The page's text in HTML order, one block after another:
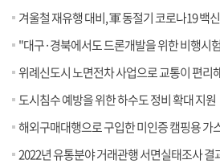
겨울철 재유행 대비, 軍 동절기 코로나19 백신 추
"대구·경북에서도 드론개발을 위한 비행시험이
위례신도시 노면전차 사업으로 교통이 편리
도시침수 예방을 위한 하수도 정비 확대 지원
해외구매대행으로 구입한 미인증 캠핑용 가스용품
2022년 유통분야 거래관행 서면실태조사 결